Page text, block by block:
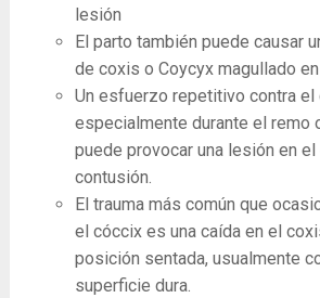
lesión
El parto también puede causar
de coxis o Coycyx magullado
Un esfuerzo repetitivo contra el
especialmente durante el remo
puede provocar una lesión en
contusión.
El trauma más común que
el cóccix es una caída en el
posición sentada, usualmente
superficie dura.